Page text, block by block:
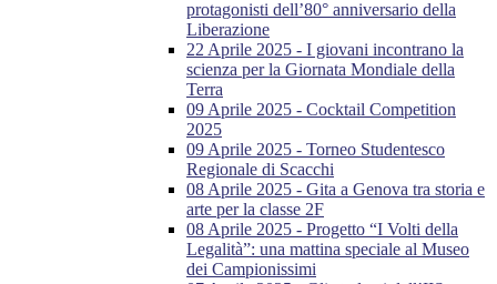
protagonisti dell’80° anniversario della
Liberazione
22 Aprile 2025 - I giovani incontrano la
scienza per la Giornata Mondiale della
Terra
09 Aprile 2025 - Cocktail Competition
2025
09 Aprile 2025 - Torneo Studentesco
Regionale di Scacchi
08 Aprile 2025 - Gita a Genova tra storia e
arte per la classe 2F
08 Aprile 2025 - Progetto “I Volti della
Legalità”: una mattina speciale al Museo
dei Campionissimi